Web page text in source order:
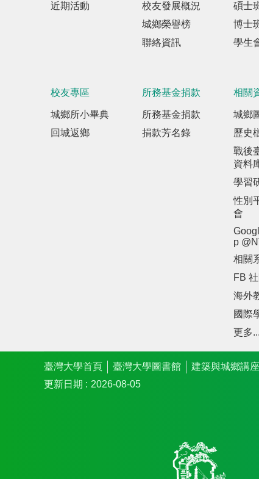
近期活動
校友發展概況
城鄉榮譽榜
聯絡資訊
碩士
博士
學生
校友專區
城鄉所小畢典
回城返鄉
所務基金捐款
所務基金捐款
捐款芳名錄
相關
城鄉
歷史
戰後
資料
學習
性別
會
p
相關
FB
海外
國際
更多...
臺灣大學首頁 臺灣大學圖書館 建築與城鄉講
更新日期
2026-08-05